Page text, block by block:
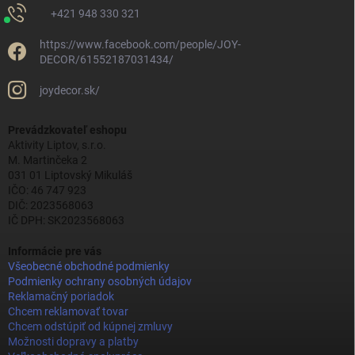
+421 948 330 321
https://www.facebook.com/people/JOY-
DECOR/61552187031434/
joydecor.sk/
Prevádzkovateľ eshopu
Aktivity Liptov, s.r.o.
M. Martinčeka 2
031 01 Liptovský Mikuláš
IČO: 46 747 923
DIČ: 2023568063
IČ DPH: SK2023568063
Informácie pre vás
Všeobecné obchodné podmienky
Podmienky ochrany osobných údajov
Reklamačný poriadok
Chcem reklamovať tovar
Chcem odstúpiť od kúpnej zmluvy
Možnosti dopravy a platby